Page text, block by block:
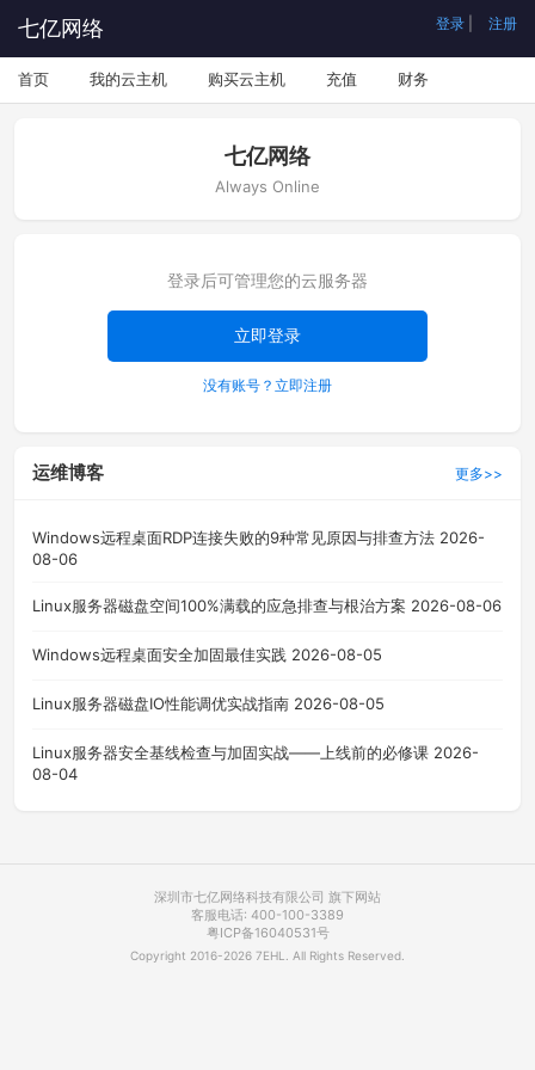
七亿网络 登录 注册
首页 我的云主机 购买云主机 充值 财务
七亿网络
Always Online
登录后可管理您的云服务器
立即登录
没有账号？立即注册
运维博客 更多>>
Windows远程桌面RDP连接失败的9种常见原因与排查方法 2026-
08-06
Linux服务器磁盘空间100%满载的应急排查与根治方案 2026-08-06
Windows远程桌面安全加固最佳实践 2026-08-05
Linux服务器磁盘IO性能调优实战指南 2026-08-05
Linux服务器安全基线检查与加固实战——上线前的必修课 2026-
08-04
深圳市七亿网络科技有限公司 旗下网站
客服电话: 400-100-3389
粤ICP备16040531号
Copyright 2016-2026 7EHL. All Rights Reserved.